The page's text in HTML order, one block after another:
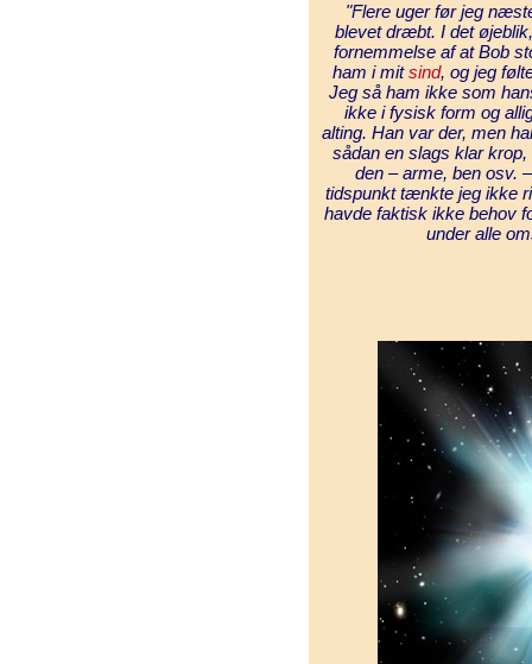
"Flere uger før jeg
blevet dræbt. I det
fornemmelse af at Bob
ham i mitsind, og jeg
Jeg så ham ikke som
ikke i fysisk form og
alting. Han var der, men
sådan en slags klar
den – arme, ben osv.
tidspunkt tænkte jeg ikke
havde faktisk ikke behov
under alle